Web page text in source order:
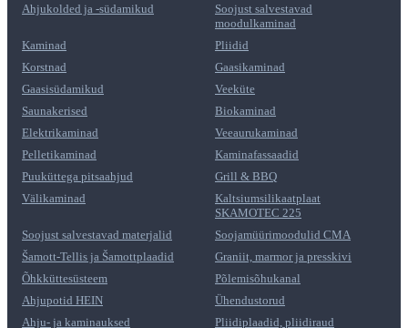
Ahjukolded ja -südamikud
Soojust salvestavad
moodulkaminad
Kaminad
Pliidid
Korstnad
Gaasikaminad
Gaasisüdamikud
Veeküte
Saunakerised
Biokaminad
Elektrikaminad
Veeaurukaminad
Pelletikaminad
Kaminafassaadid
Puuküttega pitsaahjud
Grill & BBQ
Välikaminad
Kaltsiumsilikaatplaat
SKAMOTEC 225
Soojust salvestavad materjalid
Soojamüürimoodulid CMA
Šamott-Tellis ja Šamottplaadid
Graniit, marmor ja presskivi
Õhkküttesüsteem
Põlemisõhukanal
Ahjupotid HEIN
Ühendustorud
Ahju- ja kaminauksed
Pliidiplaadid, pliidiraud